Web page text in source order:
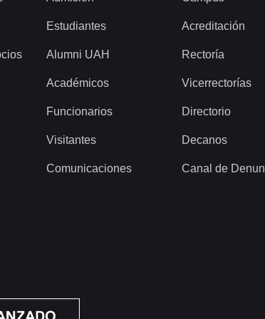
Estudiantes
Alumni UAH
Académicos
Funcionarios
Visitantes
Comunicaciones
Acreditación
Rectoría
Vicerrectorías
Directorio
Decanos
Canal de